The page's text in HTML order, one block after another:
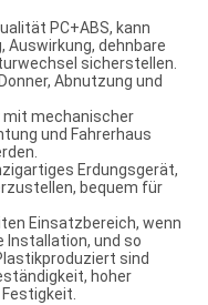
PC+ABS, kann
Auswirkung, dehnbare
sicherstellen.
Abnutzung und
mit mechanischer
und Fahrerhaus
Erdungsgerät,
bequem für
Einsatzbereich, wenn
Installation, und so
sind
hoher